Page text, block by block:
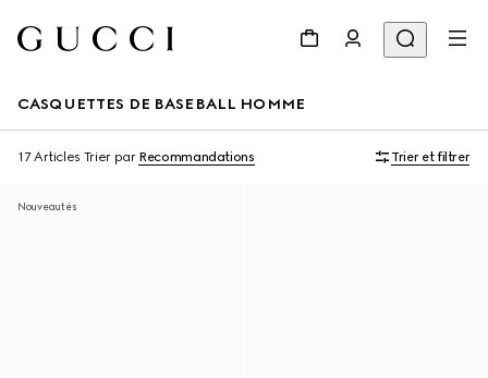
CASQUETTES DE BASEBALL HOMME
17 Articles Trier par Recommandations Trier et filtrer
Nouveautés